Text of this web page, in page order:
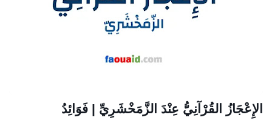
الإِعْجَازُ القُرْآنِيُّ عِنْدَ الزَّمَخْشَرِيِّ | فَوَائِدُ